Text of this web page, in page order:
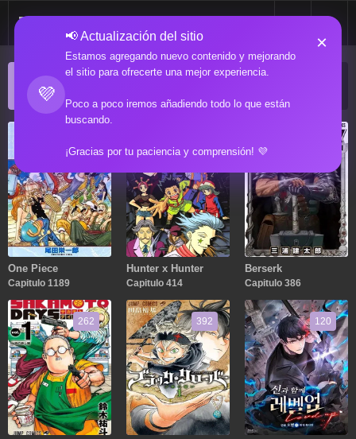
💜
📢 Actualización del sitio
Estamos agregando nuevo contenido y mejorando
el sitio para ofrecerte una mejor experiencia.
Poco a poco iremos añadiendo todo lo que están
buscando.
¡Gracias por tu paciencia y comprensión! 💜
×
ACTUALIZACIONES POPULARES
One Piece
Capitulo 1189
Hunter x Hunter
Capitulo 414
Berserk
Capitulo 386
262 392 120